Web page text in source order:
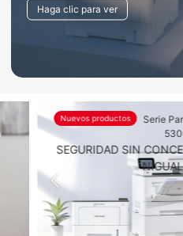
Haga clic para ver
Nuevos productos
Serie
SEGURIDAD SIN